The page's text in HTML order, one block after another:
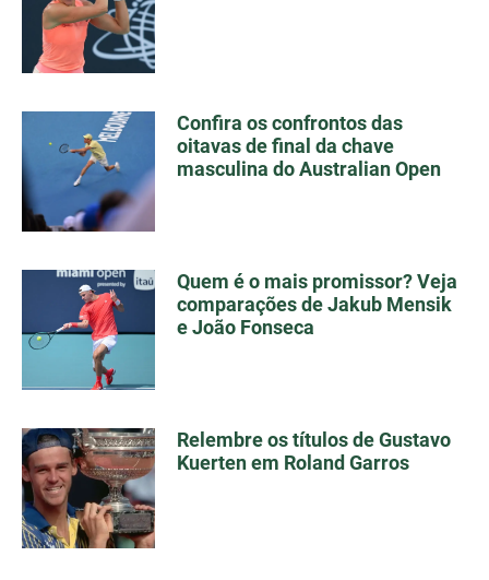
Confira os confrontos das
oitavas de final da chave
masculina do Australian Open
Quem é o mais promissor? Veja
comparações de Jakub Mensik
e João Fonseca
Relembre os títulos de Gustavo
Kuerten em Roland Garros